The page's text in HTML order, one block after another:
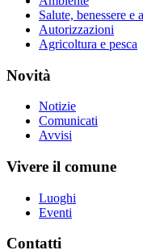
Salute, benessere e
Autorizzazioni
Agricoltura e pesca
Novità
Notizie
Comunicati
Avvisi
Vivere il comune
Luoghi
Eventi
Contatti